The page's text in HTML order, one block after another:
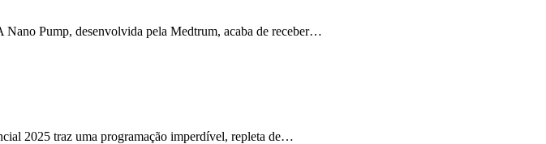
Nano Pump, desenvolvida pela Medtrum, acaba de receber…
2025 traz uma programação imperdível, repleta de…